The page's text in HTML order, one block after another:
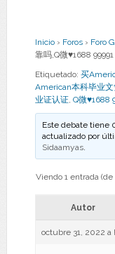
Inicio › Foros › Foro
靠吗,Q微♥1688 99991
Etiquetado: 买
American本科毕业文
业证认证, Q微♥1688
Este debate tiene
actualizado por
Sidaamyas.
Viendo 1 entrada
Autor
octubre 31, 2022 a